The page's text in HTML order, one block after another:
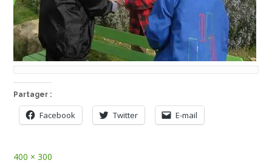
Partager :
Facebook Twitter E-mail
Full
400 × 300